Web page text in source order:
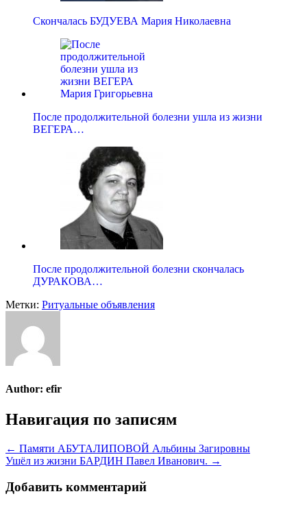
Скончалась БУДУЕВА Мария Николаевна
После продолжительной болезни ушла из жизни
ВЕГЕРА…
После продолжительной болезни скончалась
ДУРАКОВА…
Метки: Ритуальные объявления
Author: efir
Навигация по записям
← Памяти АБУТАЛИПОВОЙ Альбины Загировны
Ушёл из жизни БАРДИН Павел Иванович. →
Добавить комментарий